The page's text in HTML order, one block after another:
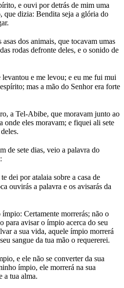
e ouvi por detrás de mim uma
que dizia: Bendita seja a glória do
dos animais, que tocavam umas
rodas defronte deles, e o sonido de
e me levou; e eu me fui mui
mas a mão do Senhor era forte
a Tel-Abibe, que moravam junto ao
onde eles moravam; e fiquei ali sete
de sete dias, veio a palavra do
dei por atalaia sobre a casa de
ouvirás a palavra e os avisarás da
ímpio: Certamente morrerás; não o
para avisar o ímpio acerca do seu
a sua vida, aquele ímpio morrerá
sangue da tua mão o requererei.
e ele não se converter da sua
ímpio, ele morrerá na sua
a tua alma.